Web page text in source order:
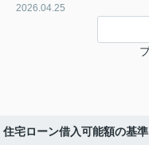
2026.04.25
住宅ローン借入可能額の基